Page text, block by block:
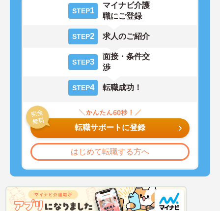
STEP1
マイナビ介護
職にご登録
STEP2 求人のご紹介
STEP3
面接・条件交
渉
STEP4 転職成功！
転職サポートに登録
はじめて転職する方へ